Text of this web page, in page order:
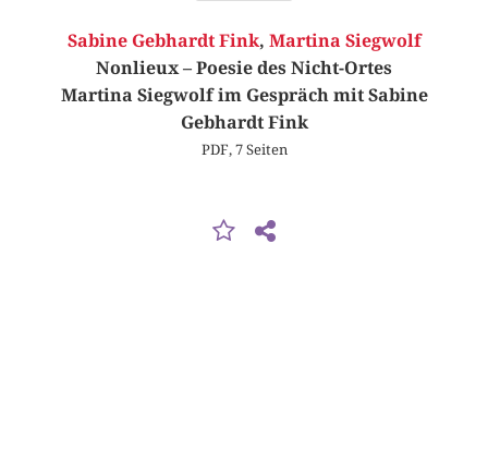
Sabine Gebhardt Fink, Martina Siegwolf
Nonlieux – Poesie des Nicht-Ortes
Martina Siegwolf im Gespräch mit Sabine
Gebhardt Fink
PDF, 7 Seiten